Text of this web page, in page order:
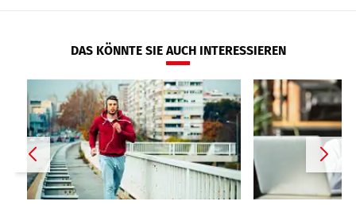
DAS KÖNNTE SIE AUCH INTERESSIEREN